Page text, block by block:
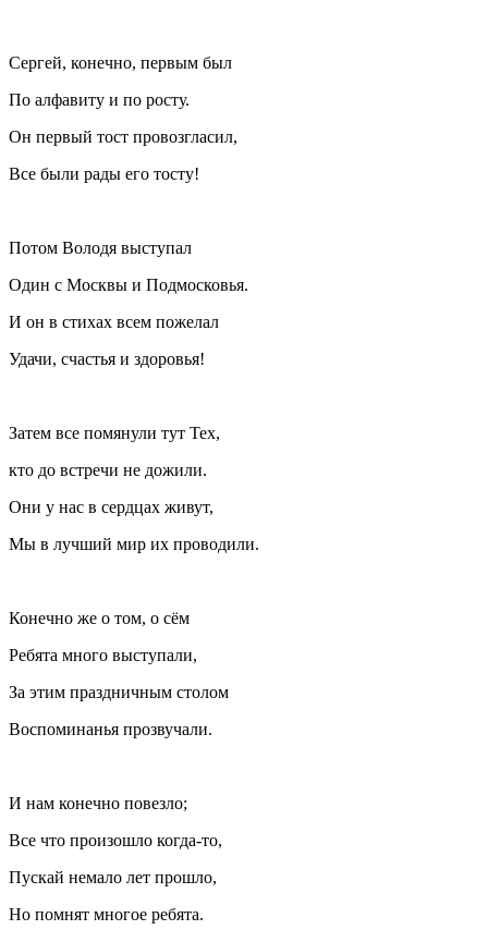
Сергей, конечно, первым был
По алфавиту и по росту.
Он первый тост провозгласил,
Все были рады его тосту!
Потом Володя выступал
Один с Москвы и Подмосковья.
И он в стихах всем пожелал
Удачи, счастья и здоровья!
Затем все помянули тут Тех,
кто до встречи не дожили.
Они у нас в сердцах живут,
Мы в лучший мир их проводили.
Конечно же о том, о сём
Ребята много выступали,
За этим праздничным столом
Воспоминанья прозвучали.
И нам конечно повезло;
Все что произошло когда-то,
Пускай немало лет прошло,
Но помнят многое ребята.